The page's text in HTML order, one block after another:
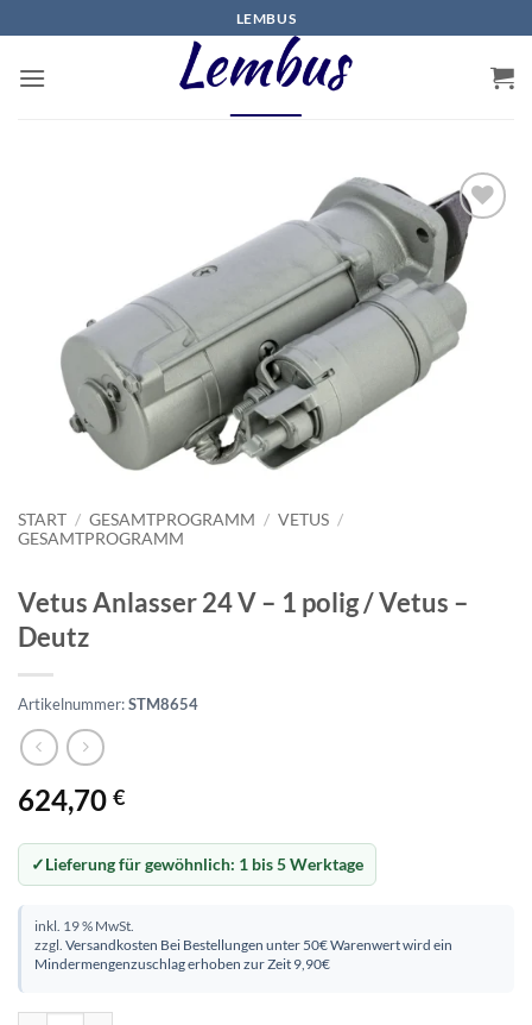
Inhalt
springen
LEMBUS
START / GESAMTPROGRAMM / VETUS /
GESAMTPROGRAMM
Vetus Anlasser 24 V – 1 polig / Vetus –
Deutz
Artikelnummer:STM8654
624,70 €
Lieferung für gewöhnlich: 1 bis 5 Werktage
inkl. 19 % MwSt.
zzgl. Versandkosten Bei Bestellungen unter 50€ Warenwert wird ein
Mindermengenzuschlag erhoben zur Zeit 9,90€